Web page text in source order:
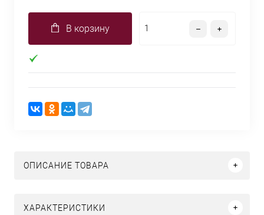
В корзину
ОПИСАНИЕ ТОВАРА
ХАРАКТЕРИСТИКИ